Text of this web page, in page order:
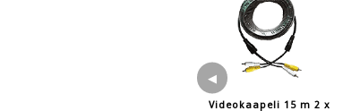
◀
Videokaapeli 15 m 2 x